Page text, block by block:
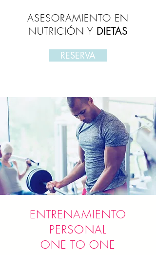
ASESORAMIENTO EN
NUTRICIÓN Y DIETAS
RESERVA
ENTRENAMIENTO
PERSONAL
ONE TO ONE